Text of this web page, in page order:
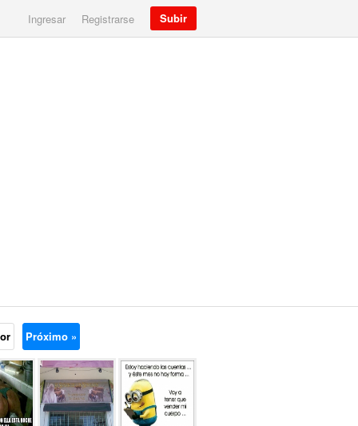
Ingresar Registrarse Subir
Próximo »